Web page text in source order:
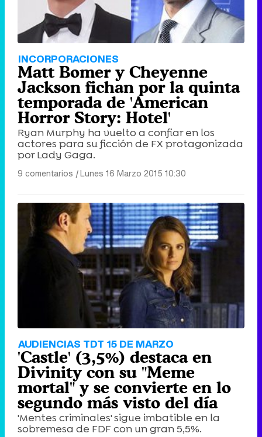
INCORPORACIONES
Matt Bomer y Cheyenne
Jackson fichan por la quinta
temporada de 'American
Horror Story: Hotel'
Ryan Murphy ha vuelto a confiar en los
actores para su ficción de FX protagonizada
por Lady Gaga.
9 comentarios |Lunes 16 Marzo 2015 10:30
AUDIENCIAS TDT 15 DE MARZO
'Castle' (3,5%) destaca en
Divinity con su "Meme
mortal" y se convierte en lo
segundo más visto del día
'Mentes criminales' sigue imbatible en la
sobremesa de FDF con un gran 5,5%.